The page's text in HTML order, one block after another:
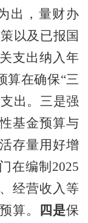
出，量财办
以及已报国
支出纳入年
算在确保“三
出。三是强
基金预算与
存量用好增
在编制2025
经营收 入等
算。
四是保